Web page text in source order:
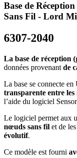
Base de
Sans Fil - Lord
6307-2040
La base de réception
données provenant de
La base se connecte en
transparente entre
l’aide du logiciel
Le logiciel permet aux
nœuds sans fil et de
évolutif.
Ce modèle est fourni